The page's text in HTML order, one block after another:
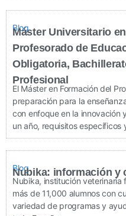
Blog
Máster Universitario
Profesorado de
Obligatoria,
Profesional
El Máster en Formación del
preparación para la
con enfoque en la innovación
un año, requisitos específicos
Blog
Nubika: información y
Nubika, institución
más de 11,000 alumnos con
variedad de programas y